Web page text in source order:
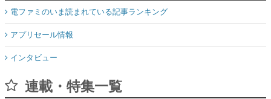
電ファミのいま読まれている記事ランキング
アプリセール情報
インタビュー
連載・特集一覧